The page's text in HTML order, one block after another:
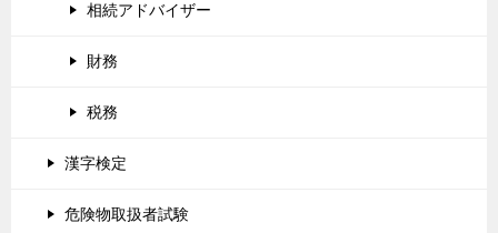
相続アドバイザー
財務
税務
漢字検定
危険物取扱者試験